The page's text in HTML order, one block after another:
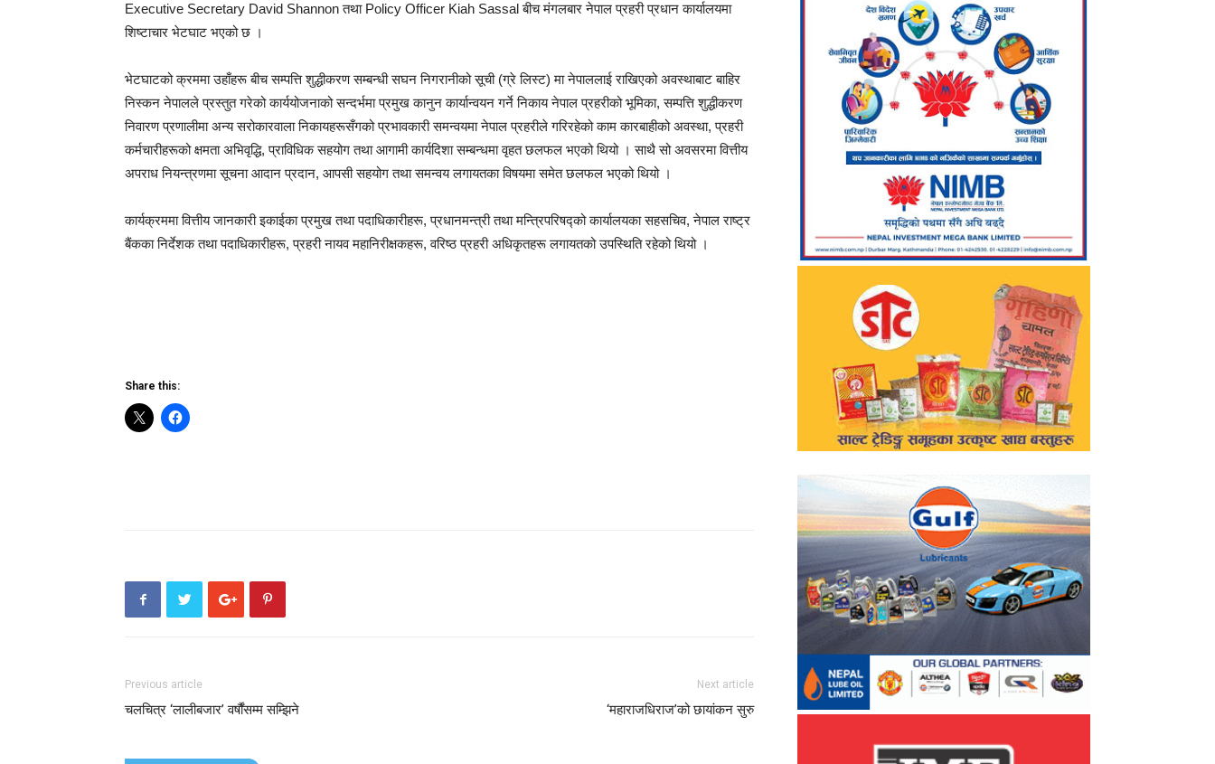
Executive Secretary David Shannon तथा Policy Officer Kiah Sassal बीच मंगलबार नेपाल प्रहरी प्रधान कार्यालयमा
शिष्टाचार भेटघाट भएको छ ।
भेटघाटको क्रममा उहाँहरू बीच सम्पत्ति शुद्धीकरण सम्बन्धी सघन निगरानीको सूची (ग्रे लिस्ट) मा नेपाललाई राखिएको अवस्थाबाट बाहिर
निस्कन नेपालले प्रस्तुत गरेको कार्ययोजनाको सन्दर्भमा प्रमुख कानुन कार्यान्वयन गर्ने निकाय नेपाल प्रहरीको भूमिका, सम्पत्ति शुद्धीकरण
निवारण प्रणालीमा अन्य सरोकारवाला निकायहरूसँगको प्रभावकारी समन्वयमा नेपाल प्रहरीले गरिरहेको काम कारबाहीको अवस्था, प्रहरी
कर्मचारीहरूको क्षमता अभिवृद्धि, प्राविधिक सहयोग तथा आगामी कार्यदिशा सम्बन्धमा वृहत छलफल भएको थियो । साथै सो अवसरमा वित्तीय
अपराध नियन्त्रणमा सूचना आदान प्रदान, आपसी सहयोग तथा समन्वय लगायतका विषयमा समेत छलफल भएको थियो ।
कार्यक्रममा वित्तीय जानकारी इकाईका प्रमुख तथा पदाधिकारीहरू, प्रधानमन्त्री तथा मन्त्रिपरिषद्को कार्यालयका सहसचिव, नेपाल राष्ट्र
बैंकका निर्देशक तथा पदाधिकारीहरू, प्रहरी नायव महानिरीक्षकहरू, वरिष्ठ प्रहरी अधिकृतहरू लगायतको उपस्थिति रहेको थियो ।
Share this:
Previous article
चलचित्र ‘लालीबजार’ वर्षौंसम्म सम्झिने
Next article
‘महाराजधिराज’को छायांकन सुरु